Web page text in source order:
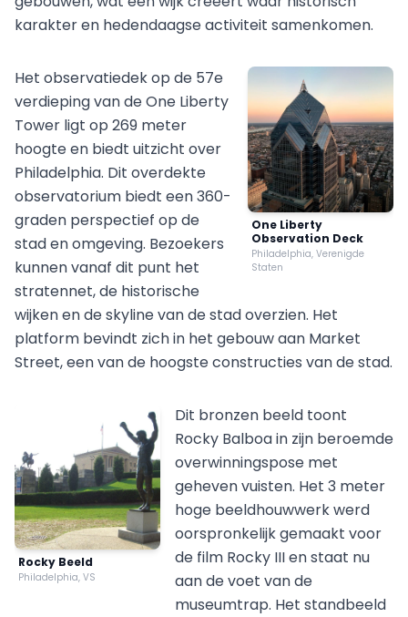
karakter en hedendaagse activiteit samenkomen.
One Liberty
Observation Deck
Philadelphia, Verenigde
Staten
Het observatiedek op de 57e
verdieping van de One Liberty
Tower ligt op 269 meter
hoogte en biedt uitzicht over
Philadelphia. Dit overdekte
observatorium biedt een 360-
graden perspectief op de
stad en omgeving. Bezoekers
kunnen vanaf dit punt het
stratennet, de historische
wijken en de skyline van de stad overzien. Het
platform bevindt zich in het gebouw aan Market
Street, een van de hoogste constructies van de stad.
Rocky Beeld
Philadelphia, VS
Dit bronzen beeld toont
Rocky Balboa in zijn beroemde
overwinningspose met
geheven vuisten. Het 3 meter
hoge beeldhouwwerk werd
oorspronkelijk gemaakt voor
de film Rocky III en staat nu
aan de voet van de
museumtrap. Het standbeeld